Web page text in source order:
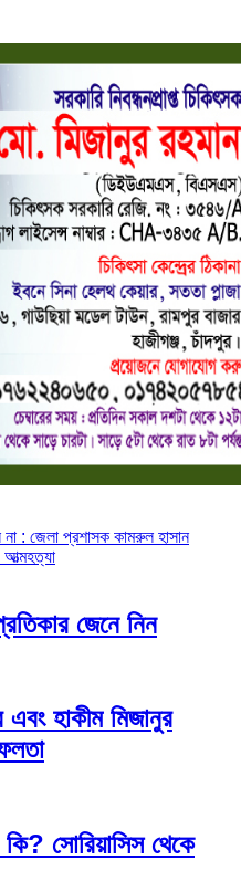
: জেলা প্রশাসক কামরুল হাসান
জেনে নিন
হাকীম মিজানুর
সোরিয়াসিস থেকে